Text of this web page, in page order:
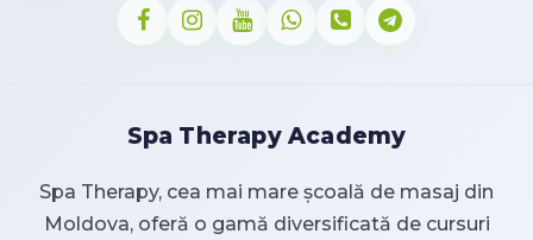
Spa Therapy Academy
Spa Therapy, cea mai mare școală de masaj din
Moldova, oferă o gamă diversificată de cursuri